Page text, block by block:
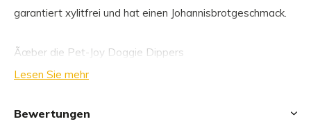
garantiert xylitfrei und hat einen Johannisbrotgeschmack.
Ãœber die Pet-Joy Doggie Dippers
Xylitol
Lesen Sie mehr
Bewertungen